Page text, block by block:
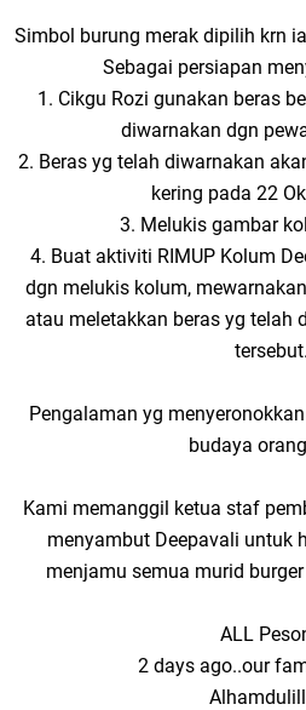
Simbol burung merak dipilih krn
Sebagai persiapan
1. Cikgu Rozi gunakan beras
diwarnakan dgn
2. Beras yg telah diwarnakan
kering pada 22
3. Melukis gambar
4. Buat aktiviti RIMUP Kolum
dgn melukis kolum,
atau meletakkan beras yg telah
tersebut.
Pengalaman yg
budaya
Kami memanggil ketua staf
menyambut Deepavali untuk
menjamu semua murid
ALL
2 days ago..our